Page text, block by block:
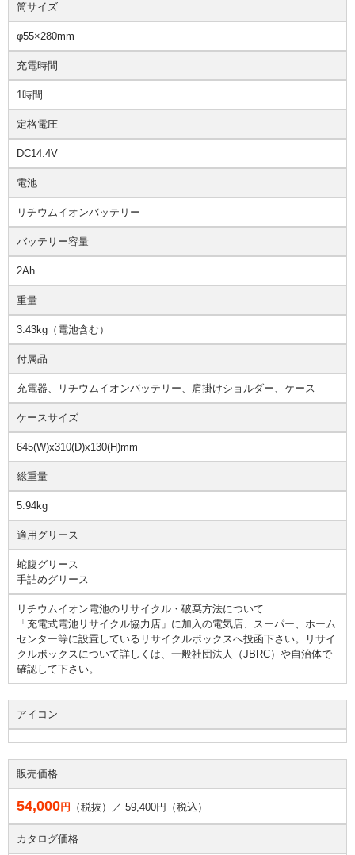
筒サイズ
φ55×280mm
充電時間
1時間
定格電圧
DC14.4V
電池
リチウムイオンバッテリー
バッテリー容量
2Ah
重量
3.43kg（電池含む）
付属品
充電器、リチウムイオンバッテリー、肩掛けショルダー、ケース
ケースサイズ
645(W)x310(D)x130(H)mm
総重量
5.94kg
適用グリース
蛇腹グリース
手詰めグリース
リチウムイオン電池のリサイクル・破棄方法について
「充電式電池リサイクル協力店」に加入の電気店、スーパー、ホーム
センター等に設置しているリサイクルボックスへ投函下さい。リサイ
クルボックスについて詳しくは、一般社団法人（JBRC）や自治体で
確認して下さい。
アイコン
販売価格
54,000円 （税抜）／ 59,400円（税込）
カタログ価格